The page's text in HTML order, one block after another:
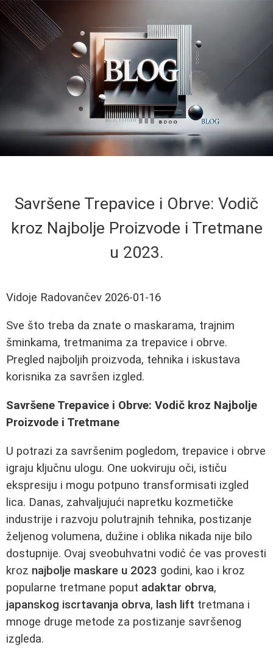
Savršene Trepavice i Obrve: Vodič
kroz Najbolje Proizvode i Tretmane
u 2023.
Vidoje Radovančev 2026-01-16
Sve što treba da znate o maskarama, trajnim
šminkama, tretmanima za trepavice i obrve.
Pregled najboljih proizvoda, tehnika i iskustava
korisnika za savršen izgled.
Savršene Trepavice i Obrve: Vodič kroz Najbolje
Proizvode i Tretmane
U potrazi za savršenim pogledom, trepavice i obrve
igraju ključnu ulogu. One uokviruju oči, ističu
ekspresiju i mogu potpuno transformisati izgled
lica. Danas, zahvaljujući napretku kozmetičke
industrije i razvoju polutrajnih tehnika, postizanje
željenog volumena, dužine i oblika nikada nije bilo
dostupnije. Ovaj sveobuhvatni vodić će vas provesti
kroz najbolje maskare u 2023 godini, kao i kroz
popularne tretmane poput adaktar obrva,
japanskog iscrtavanja obrva, lash lift tretmana i
mnoge druge metode za postizanje savršenog
izgleda.